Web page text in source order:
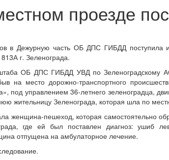
проезде
в Дежурную часть ОБ ДПС ГИБДД
г. Зеленограда.
штаба ОБ ДПС ГИБДД УВД по
на место дорожно-транспортного
под управлением 36-летнего зеленоградца,
жительницу Зеленограда, которая шла по
женщина-пешеход, которая самостоятельно
где ей был поставлен диагноз: ушиб
отпущена на амбулаторное лечение.